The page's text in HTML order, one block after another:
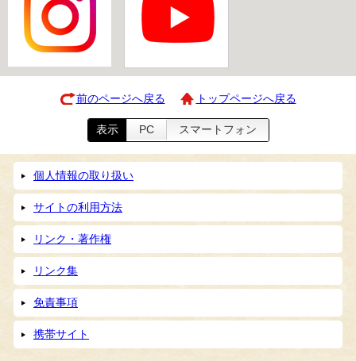
前のページへ戻る トップページへ戻る
表示 PC スマートフォン
個人情報の取り扱い
サイトの利用方法
リンク・著作権
リンク集
免責事項
携帯サイト